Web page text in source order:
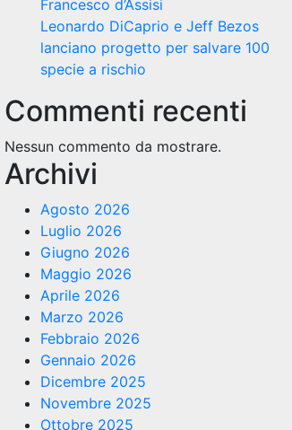
Francesco d’Assisi
Leonardo DiCaprio e Jeff Bezos
lanciano progetto per salvare 100
specie a rischio
Commenti recenti
Nessun commento da mostrare.
Archivi
Agosto 2026
Luglio 2026
Giugno 2026
Maggio 2026
Aprile 2026
Marzo 2026
Febbraio 2026
Gennaio 2026
Dicembre 2025
Novembre 2025
Ottobre 2025